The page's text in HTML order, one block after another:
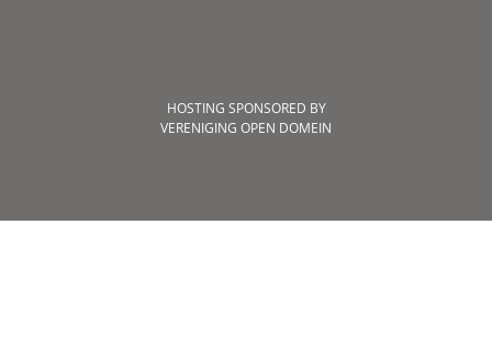
HOSTING SPONSORED BY
VERENIGING OPEN DOMEIN